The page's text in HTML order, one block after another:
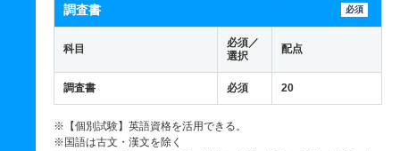
調査書 必須
科目
必須／
選択
配点
調査書 必須 20
※【個別試験】英語資格を活用できる。
※国語は古文・漢文を除く